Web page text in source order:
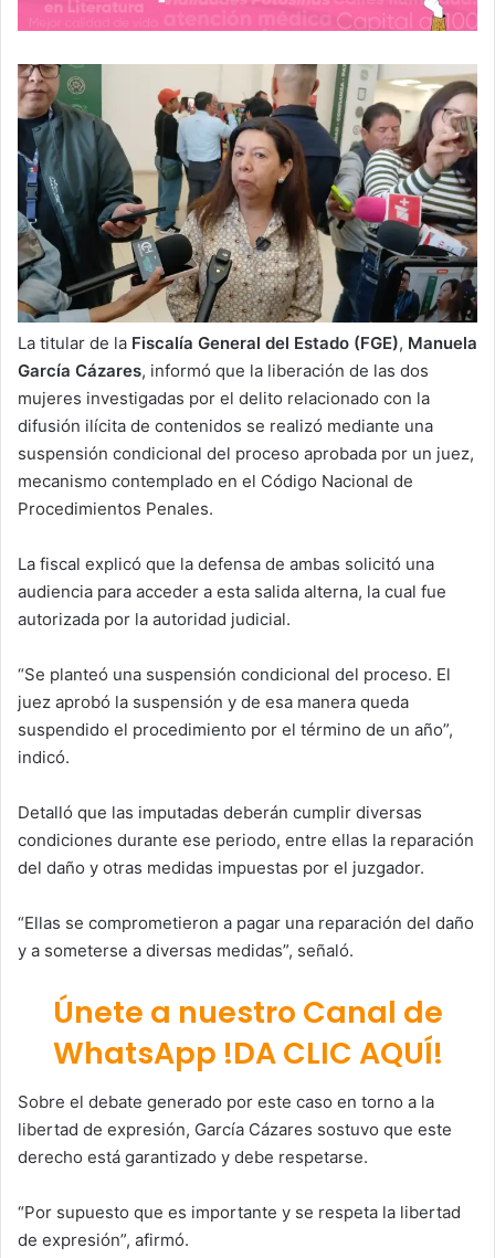
La titular de la Fiscalía General del Estado (FGE), Manuela
García Cázares, informó que la liberación de las dos
mujeres investigadas por el delito relacionado con la
difusión ilícita de contenidos se realizó mediante una
suspensión condicional del proceso aprobada por un juez,
mecanismo contemplado en el Código Nacional de
Procedimientos Penales.
La fiscal explicó que la defensa de ambas solicitó una
audiencia para acceder a esta salida alterna, la cual fue
autorizada por la autoridad judicial.
“Se planteó una suspensión condicional del proceso. El
juez aprobó la suspensión y de esa manera queda
suspendido el procedimiento por el término de un año”,
indicó.
Detalló que las imputadas deberán cumplir diversas
condiciones durante ese periodo, entre ellas la reparación
del daño y otras medidas impuestas por el juzgador.
“Ellas se comprometieron a pagar una reparación del daño
y a someterse a diversas medidas”, señaló.
Únete a nuestro Canal de
WhatsApp !DA CLIC AQUÍ!
Sobre el debate generado por este caso en torno a la
libertad de expresión, García Cázares sostuvo que este
derecho está garantizado y debe respetarse.
“Por supuesto que es importante y se respeta la libertad
de expresión”, afirmó.